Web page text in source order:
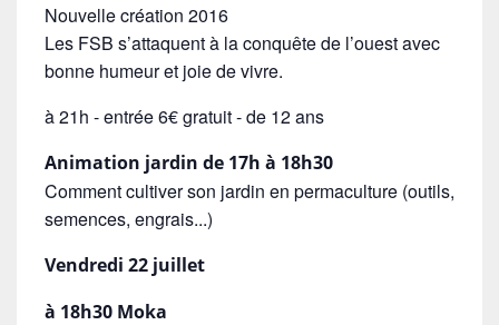
Nouvelle création 2016
Les FSB s’attaquent à la conquête de l’ouest avec
bonne humeur et joie de vivre.
à 21h - entrée 6€ gratuit - de 12 ans
Animation jardin de 17h à 18h30
Comment cultiver son jardin en permaculture (outils,
semences, engrais...)
Vendredi 22 juillet
à 18h30 Moka